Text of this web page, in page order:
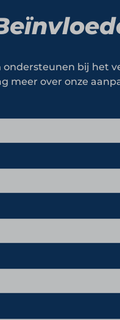
ondersteunen bij het
meer over onze